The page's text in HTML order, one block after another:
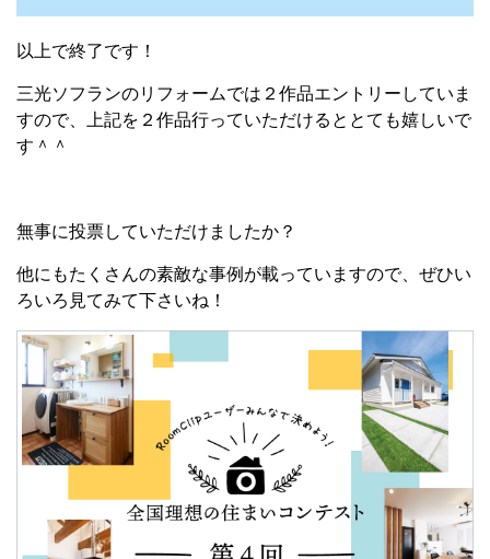
以上で終了です！
三光ソフランのリフォームでは２作品エントリーしていま
すので、上記を２作品行っていただけるととても嬉しいで
す＾＾
無事に投票していただけましたか？
他にもたくさんの素敵な事例が載っていますので、ぜひい
ろいろ見てみて下さいね！